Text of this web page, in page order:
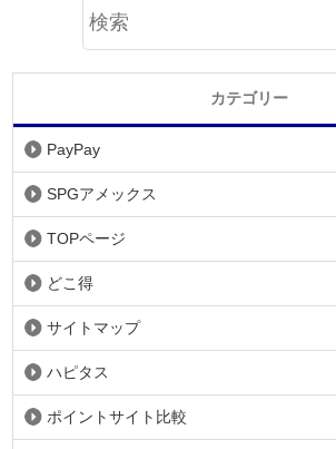
カテゴリー
PayPay
SPGアメックス
TOPページ
どこ得
サイトマップ
ハピタス
ポイントサイト比較